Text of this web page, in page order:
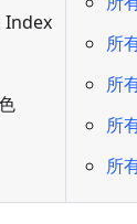
Index
所
所
所
所